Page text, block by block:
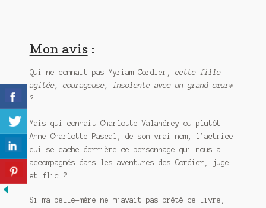
Mon avis:
Qui ne connait pas Myriam Cordier, cette fille
agitée, courageuse, insolente avec un grand cœur*
?
Mais qui connait Charlotte Valandrey ou plutôt
Anne-Charlotte Pascal, de son vrai nom, l’actrice
qui se cache derrière ce personnage qui nous a
accompagnés dans les aventures des Cordier, juge
et flic ?
Si ma belle-mère ne m’avait pas prêté ce livre,